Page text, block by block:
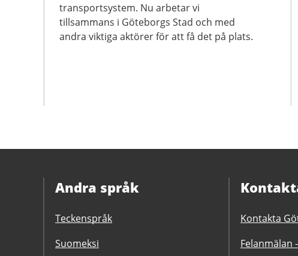
transportsystem. Nu arbetar vi
tillsammans i Göteborgs Stad och med
andra viktiga aktörer för att få det på plats.
Andra språk
Teckenspråk
Suomeksi
Kontakta
Felanmälan